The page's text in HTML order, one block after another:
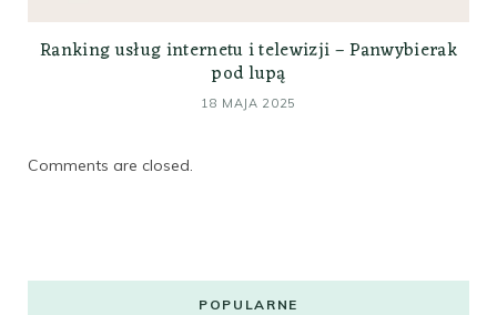
Ranking usług internetu i telewizji – Panwybierak
pod lupą
18 MAJA 2025
Comments are closed.
POPULARNE